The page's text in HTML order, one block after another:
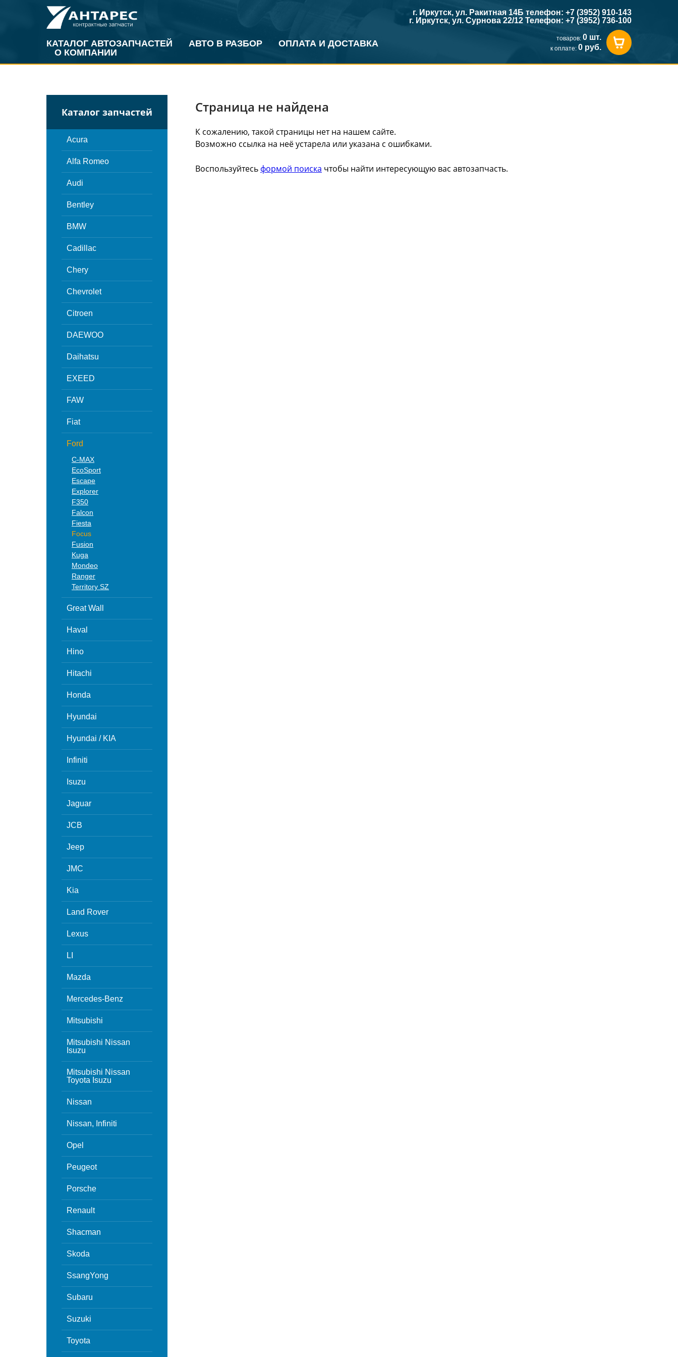
КАТАЛОГ АВТОЗАПЧАСТЕЙ АВТО В РАЗБОР
ОПЛАТА И ДОСТАВКА
О КОМПАНИИ
г. Иркутск, ул. Ракитная 14Б телефон: +7 (3952) 910-143
г. Иркутск, ул. Сурнова 22/12 Телефон: +7 (3952) 736-100
товаров: 0 шт.
к оплате: 0 руб.
Каталог запчастей
Acura
Alfa Romeo
Audi
Bentley
BMW
Cadillac
Chery
Chevrolet
Citroen
DAEWOO
Daihatsu
EXEED
FAW
Fiat
Ford
C-MAX
EcoSport
Escape
Explorer
F350
Falcon
Fiesta
Focus
Fusion
Kuga
Mondeo
Ranger
Territory SZ
Great Wall
Haval
Hino
Hitachi
Honda
Hyundai
Hyundai / KIA
Infiniti
Isuzu
Jaguar
JCB
Jeep
JMC
Kia
Land Rover
Lexus
LI
Mazda
Mercedes-Benz
Mitsubishi
Mitsubishi Nissan
Isuzu
Mitsubishi Nissan
Toyota Isuzu
Nissan
Nissan, Infiniti
Opel
Peugeot
Porsche
Renault
Shacman
Skoda
SsangYong
Subaru
Suzuki
Toyota
Страница не найдена
К сожалению, такой страницы нет на нашем сайте.
Возможно ссылка на неё устарела или указана с ошибками.
Воспользуйтесь формой поиска чтобы найти интересующую вас автозапчасть.